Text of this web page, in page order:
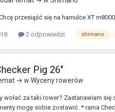
przesiąść się na hamulce XT
2 odpowiedzi shimano
Pig 26"
→ w Wyceny rowerów
wołać za taki rower? Zastanawiam
mogę sobie zostawić. * rama